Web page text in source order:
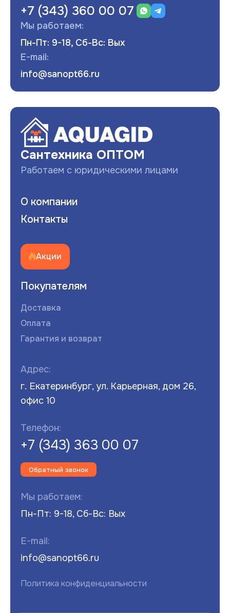
+7 (343) 360 00 07
Мы работаем:
Пн-Пт: 9-18, Сб-Вс: Вых
E-mail:
info@sanopt66.ru
Сантехника ОПТОМ
Работаем с юридическими лицами
О компании
Контакты
Акции
Покупателям
Доставка
Оплата
Гарантия и возврат
Адрес:
г. Екатеринбург, ул. Карьерная, дом 26,
офис 10
Телефон:
+7 (343) 363 00 07
Обратный звонок
Мы работаем:
Пн-Пт: 9-18, Сб-Вс: Вых
E-mail:
info@sanopt66.ru
Политика конфиденциальности